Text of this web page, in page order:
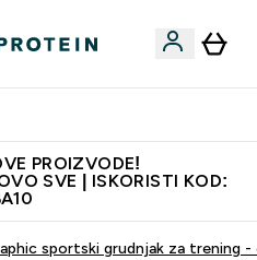
PROIZVODE!
SVE | ISKORISTI KOD:
sportski grudnjak za trening -